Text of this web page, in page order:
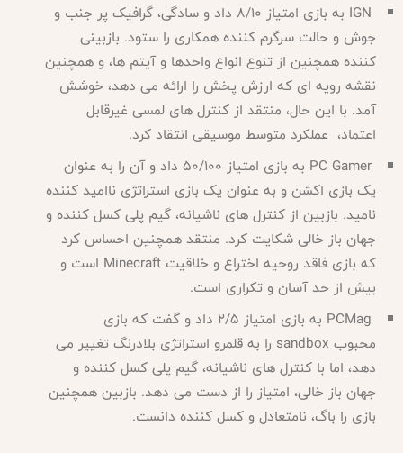
IGN
به بازی امتیاز 8/10 داد و سادگی، گرافیک پر جنب و
جوش و حالت سرگرم کننده همکاری را ستود. بازبینی
کننده همچنین از تنوع انواع واحدها و آیتم ها، و همچنین
نقشه رویه ای که ارزش پخش را ارائه می دهد، خوشش
آمد. با این حال، منتقد از کنترل های لمسی غیرقابل
اعتماد، عملکرد متوسط موسیقی انتقاد کرد.
PC Gamer
به بازی امتیاز 50/100 داد و آن را به عنوان
یک بازی اکشن و به عنوان یک بازی استراتژی ناامید کننده
نامید. بازبین از کنترل های ناشیانه، گیم پلی کسل کننده و
جهان باز خالی شکایت کرد. منتقد همچنین احساس کرد
که بازی فاقد روحیه اختراع و خلاقیت Minecraft است و
بیش از حد آسان و تکراری است.
PCMag
به بازی امتیاز 2/5 داد و گفت که بازی
محبوب sandbox را به قلمرو استراتژی بلادرنگ تغییر می
دهد، اما با کنترل های ناشیانه، گیم پلی کسل کننده و
جهان باز خالی، امتیاز را از دست می دهد. بازبین همچنین
بازی را باگ، نامتعادل و کسل کننده دانست.